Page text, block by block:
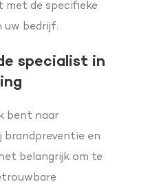
met de specifieke
uw bedrijf.
specialist in
bent naar
brandpreventie en
belangrijk om te